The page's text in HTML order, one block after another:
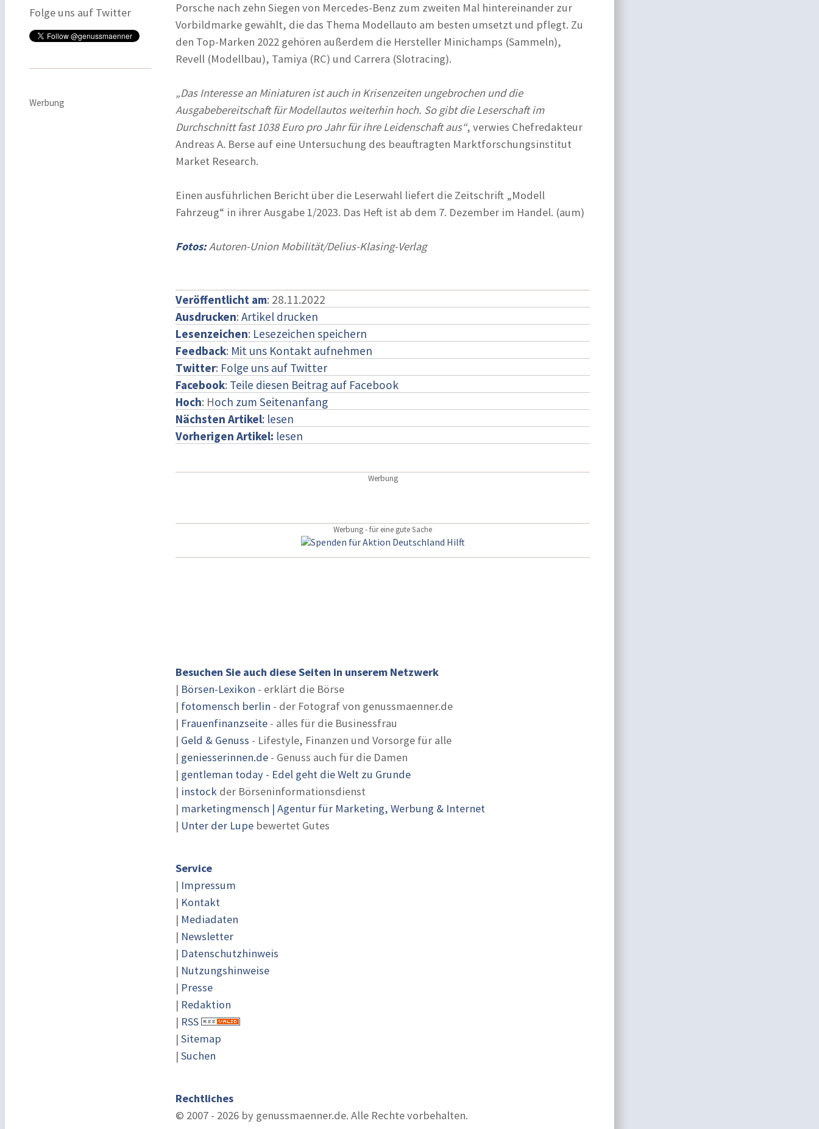
Folge uns auf Twitter
Werbung
Porsche nach zehn Siegen von Mercedes-Benz zum zweiten Mal hintereinander zur
Vorbildmarke gewählt, die das Thema Modellauto am besten umsetzt und pflegt. Zu
den Top-Marken 2022 gehören außerdem die Hersteller Minichamps (Sammeln),
Revell (Modellbau), Tamiya (RC) und Carrera (Slotracing).
„Das Interesse an Miniaturen ist auch in Krisenzeiten ungebrochen und die
Ausgabebereitschaft für Modellautos weiterhin hoch. So gibt die Leserschaft im
Durchschnitt fast 1038 Euro pro Jahr für ihre Leidenschaft aus“, verwies Chefredakteur
Andreas A. Berse auf eine Untersuchung des beauftragten Marktforschungsinstitut
Market Research.
Einen ausführlichen Bericht über die Leserwahl liefert die Zeitschrift „Modell
Fahrzeug“ in ihrer Ausgabe 1/2023. Das Heft ist ab dem 7. Dezember im Handel. (aum)
Fotos:Autoren-Union Mobilität/Delius-Klasing-Verlag
Veröffentlicht am: 28.11.2022
Ausdrucken: Artikel drucken
Lesenzeichen: Lesezeichen speichern
Feedback: Mit uns Kontakt aufnehmen
Twitter: Folge uns auf Twitter
Facebook: Teile diesen Beitrag auf Facebook
Hoch: Hoch zum Seitenanfang
Nächsten Artikel: lesen
Vorherigen Artikel: lesen
Werbung
Werbung - für eine gute Sache
Besuchen Sie auch diese Seiten in unserem Netzwerk
| Börsen-Lexikon - erklärt die Börse
| fotomensch berlin - der Fotograf von genussmaenner.de
| Frauenfinanzseite - alles für die Businessfrau
| Geld & Genuss - Lifestyle, Finanzen und Vorsorge für alle
| geniesserinnen.de - Genuss auch für die Damen
| gentleman today - Edel geht die Welt zu Grunde
| instock der Börseninformationsdienst
| marketingmensch | Agentur für Marketing, Werbung & Internet
| Unter der Lupe bewertet Gutes
Service
| Impressum
| Kontakt
| Mediadaten
| Newsletter
| Datenschutzhinweis
| Nutzungshinweise
| Presse
| Redaktion
| RSS
| Sitemap
| Suchen
Rechtliches
© 2007 - 2026 by genussmaenner.de. Alle Rechte vorbehalten.